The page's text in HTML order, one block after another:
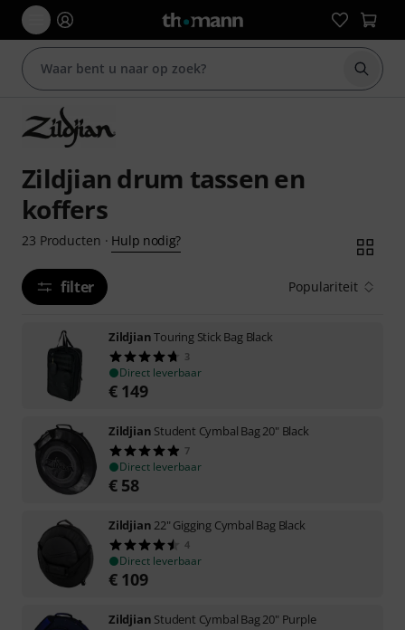
Zoek
Zildjian drum tassen en
koffers
23 Producten · Hulp nodig?
filter Populariteit
ZildjianTouring Stick Bag Black
3
Direct leverbaar
€ 149
Zildjian Student Cymbal Bag 20" Black
7
Direct leverbaar
€ 58
Zildjian 22" Gigging Cymbal Bag Black
4
Direct leverbaar
€ 109
Zildjian Student Cymbal Bag 20" Purple